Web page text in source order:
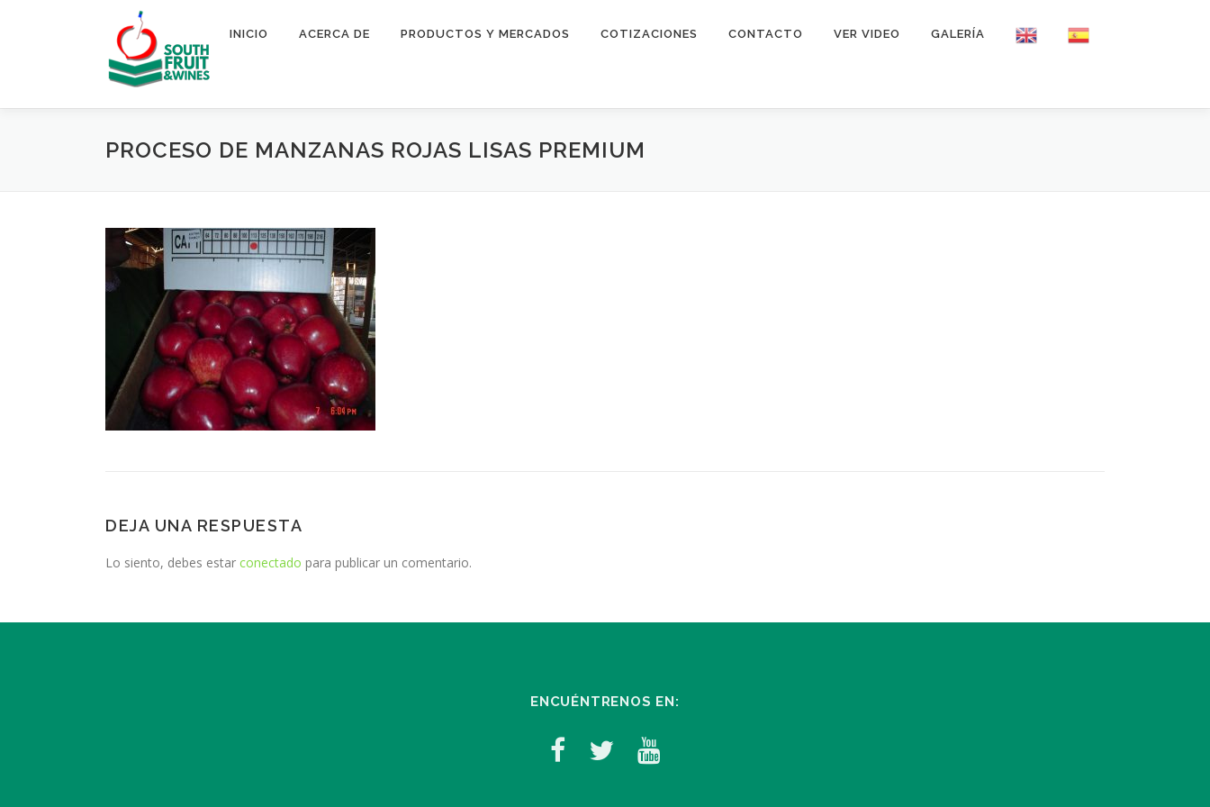
INICIO ACERCA DE PRODUCTOS Y MERCADOS COTIZACIONES CONTACTO VER VIDEO GALERÍA
PROCESO DE MANZANAS ROJAS LISAS PREMIUM
DEJA UNA RESPUESTA
Lo siento, debes estar conectado para publicar un comentario.
ENCUÉNTRENOS EN: